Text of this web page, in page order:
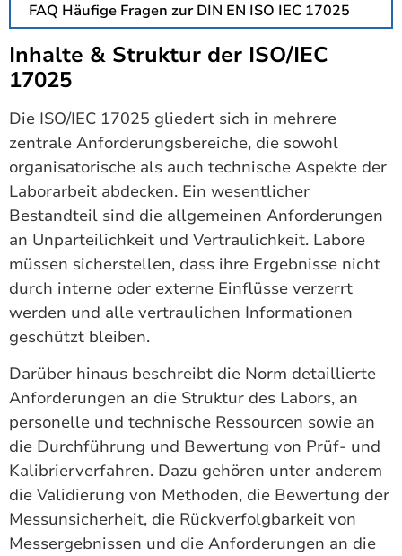
FAQ Häufige Fragen zur DIN EN ISO IEC 17025
Inhalte & Struktur der ISO/IEC
17025
Die ISO/IEC 17025 gliedert sich in mehrere
zentrale Anforderungsbereiche, die sowohl
organisatorische als auch technische Aspekte der
Laborarbeit abdecken. Ein wesentlicher
Bestandteil sind die allgemeinen Anforderungen
an Unparteilichkeit und Vertraulichkeit. Labore
müssen sicherstellen, dass ihre Ergebnisse nicht
durch interne oder externe Einflüsse verzerrt
werden und alle vertraulichen Informationen
geschützt bleiben.
Darüber hinaus beschreibt die Norm detaillierte
Anforderungen an die Struktur des Labors, an
personelle und technische Ressourcen sowie an
die Durchführung und Bewertung von Prüf- und
Kalibrierverfahren. Dazu gehören unter anderem
die Validierung von Methoden, die Bewertung der
Messunsicherheit, die Rückverfolgbarkeit von
Messergebnissen und die Anforderungen an die